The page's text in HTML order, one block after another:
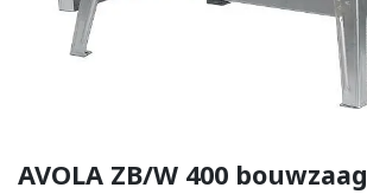
AVOLA ZB/W 400 bouwzaag